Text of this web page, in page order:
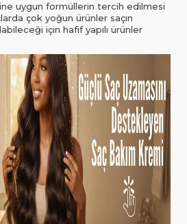
uygun formüllerin tercih edilmesi
çok yoğun ürünler saçın
için hafif yapılı ürünler